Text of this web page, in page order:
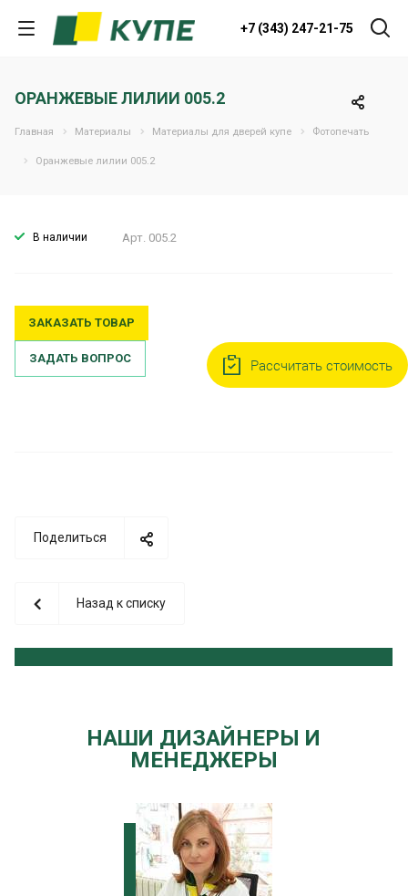
+7 (343) 247-21-75
ОРАНЖЕВЫЕ ЛИЛИИ 005.2
Главная Материалы Материалы для дверей купе Фотопечать
Оранжевые лилии 005.2
В наличии Арт. 005.2
ЗАКАЗАТЬ ТОВАР
ЗАДАТЬ ВОПРОС
Поделиться
Назад к списку
НАШИ ДИЗАЙНЕРЫ И
МЕНЕДЖЕРЫ
Рассчитать стоимость